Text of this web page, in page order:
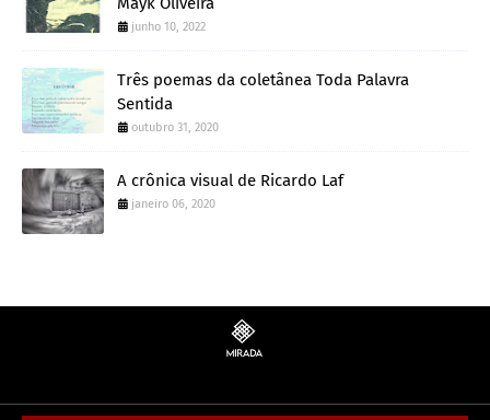
junho 10, 2022
Três poemas da coletânea Toda Palavra
Sentida
outubro 31, 2020
A crônica visual de Ricardo Laf
janeiro 06, 2020